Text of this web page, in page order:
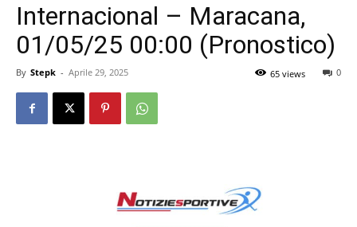
Internacional – Maracana,
01/05/25 00:00 (Pronostico)
By Stepk - Aprile 29, 2025 0
65 views